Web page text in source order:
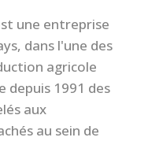
une entreprise
dans l'une des
agricole
depuis 1991 des
aux
au sein de